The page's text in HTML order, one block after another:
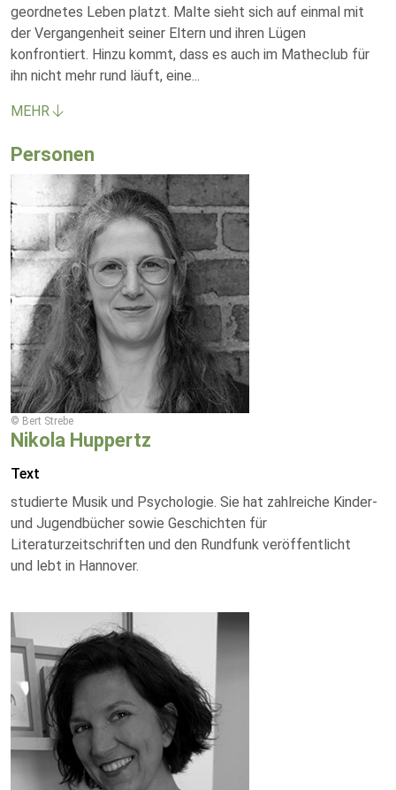
geordnetes Leben platzt. Malte sieht sich auf einmal mit
der Vergangenheit seiner Eltern und ihren Lügen
konfrontiert. Hinzu kommt, dass es auch im Matheclub für
ihn nicht mehr rund läuft, eine...
MEHR
Personen
© Bert Strebe
Nikola Huppertz
Text
studierte Musik und Psychologie. Sie hat zahlreiche Kinder-
und Jugendbücher sowie Geschichten für
Literaturzeitschriften und den Rundfunk veröffentlicht
und lebt in Hannover.